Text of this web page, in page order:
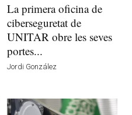
La primera oficina de
ciberseguretat de
UNITAR obre les seves
portes...
Jordi González